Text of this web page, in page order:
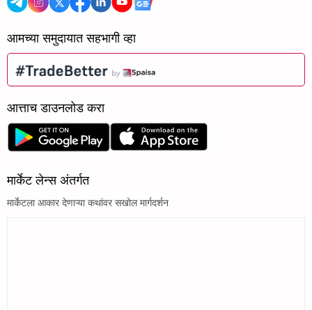
आमच्या समुदायात सहभागी व्हा
आत्ताच डाउनलोड करा
मार्केट लेन्स अंतर्गत
मार्केटला आकार देणाऱ्या कथांवर सखोल मार्गदर्शन